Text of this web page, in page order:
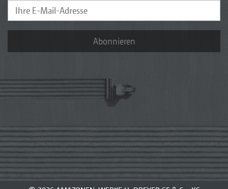
Abonnieren